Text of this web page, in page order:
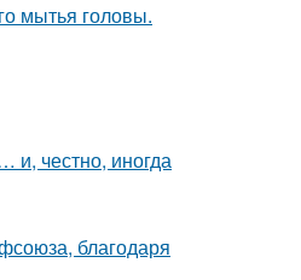
мытья головы.
и, честно, иногда
благодаря